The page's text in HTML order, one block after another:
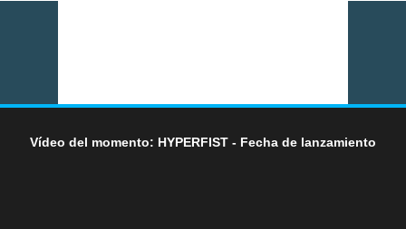
Vídeo del momento: HYPERFIST - Fecha de lanzamiento